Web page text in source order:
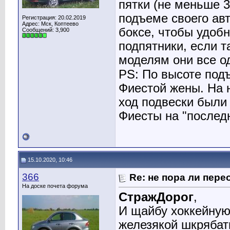
Регистрация: 20.02.2019
Адрес: Мск, Коптеево
Сообщений: 3,900
пятки (не меньше
подъеме своего
боксе, чтобы
подпятники, если
моделям они все
PS: По высоте
Фиестой жены. На
ход подвески
Фиесты на
15.10.2020, 10:46
366
На доске почета форума
Re: не пора ли
СтражДорог,
И щайбу
железякой